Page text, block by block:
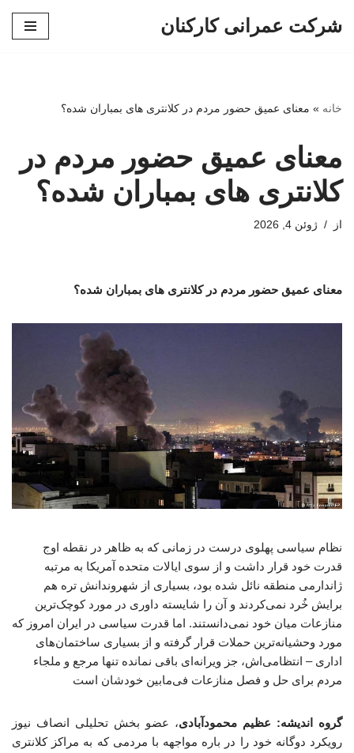
شرکت عمرانی کارکنان
خانه » معنای عمیق حضور مردم در کلانتری های بمباران شده؟
معنای عمیق حضور مردم در
کلانتری های بمباران شده؟
از ژوئن 4, 2026
معنای عمیق حضور مردم در کلانتری های بمباران شده؟
نظام سیاسی پهلوی درست در زمانی که به ظاهر در نقطه اوج
قدرت خود قرار داشت و از سوی ایالات متحده آمریکا به مرتبه
ژاندارمی منطقه نائل شده بود، بسیاری از شهروندانش تره هم
برایش خُرد نمی‌کردند و آن را شایسته داوری در مورد کوچک‌ترین
منازعات میان خود نمی‌دانستند. اما قدرت سیاسی در ایران امروز که
مورد وحشیانه‌ترین حملات قرار گرفته و از بسیاری ساختمان‌های
اداری – انتظامی‌اش، جز ویرانه‌ای باقی نمانده تنها مرجع و ملجاء
مردم برای حل و فصل منازعات فی‌مابین خودشان است
گروه اندیشه: عظیم محمودآبادی، عضو بخش تحلیلی انصاف نیوز
رویکرد دوگانه خود را در باره مواجهه با مردمی که به مراکز کلانتری